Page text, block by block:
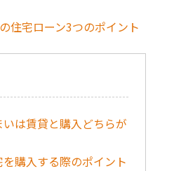
住宅ローン3つのポイント
は賃貸と購入どちらが
購入する際のポイント